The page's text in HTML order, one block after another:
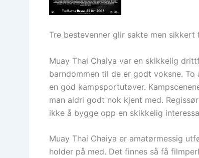
Tre bestevenner glir sakte men
Muay Thai Chaiya var en skikkelig
barndommen til de er godt voksne.
en god kampsportutøver.
man aldri godt nok kjent med.
ikke å bygge opp en skikkelig
Muay Thai Chaiya er amatørmessig
holder på med. Det finnes så få